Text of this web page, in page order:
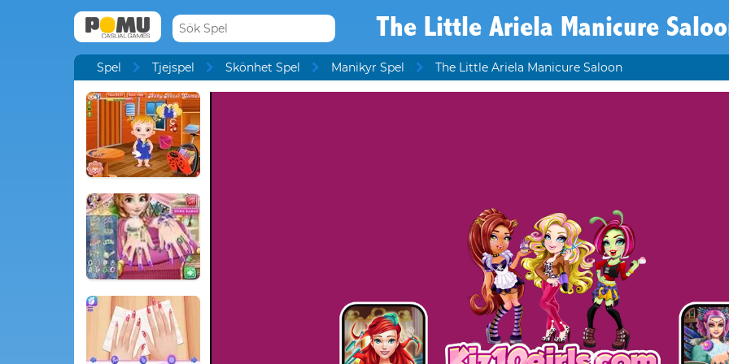
The Little Ariela Manicure
Spel Tjejspel Skönhet Spel Manikyr Spel The Little Ariela Manicure Saloon